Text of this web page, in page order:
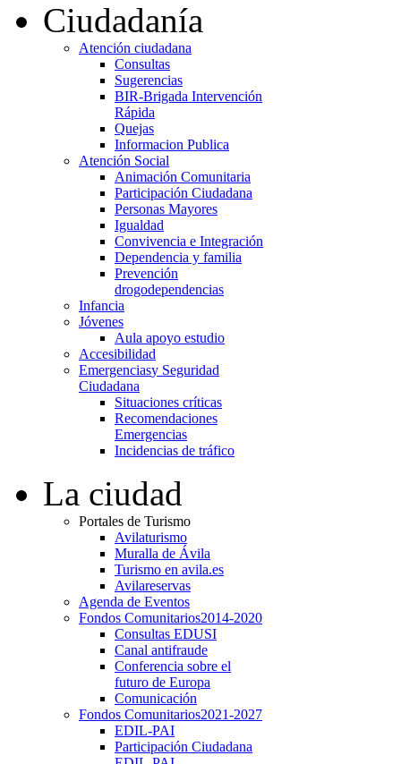
Ciudadanía
Atención ciudadana
Consultas
Sugerencias
BIR-Brigada Intervención
Rápida
Quejas
Informacion Publica
Atención Social
Animación Comunitaria
Participación Ciudadana
Personas Mayores
Igualdad
Convivencia e Integración
Dependencia y familia
Prevención
drogodependencias
Infancia
Jóvenes
Aula apoyo estudio
Accesibilidad
Emergenciasy Seguridad
Ciudadana
Situaciones críticas
Recomendaciones
Emergencias
Incidencias de tráfico
La ciudad
Portales de Turismo
Avilaturismo
Muralla de Ávila
Turismo en avila.es
Avilareservas
Agenda de Eventos
Fondos Comunitarios2014-2020
Consultas EDUSI
Canal antifraude
Conferencia sobre el
futuro de Europa
Comunicación
Fondos Comunitarios2021-2027
EDIL-PAI
Participación Ciudadana